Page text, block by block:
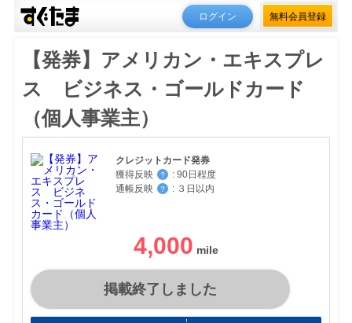
ログイン 無料会員登録
【発券】アメリカン・エキスプレ
ス ビジネス・ゴールドカード
（個人事業主）
クレジットカード発券
獲得反映
？ : 90日程度
通帳反映
？ : ３日以内
4,000
掲載終了しました